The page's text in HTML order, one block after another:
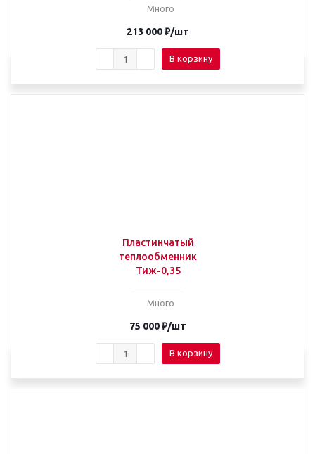
Много
213 000₽/шт
В корзину
Пластинчатый
теплообменник
Тиж-0,35
Много
75 000₽/шт
В корзину